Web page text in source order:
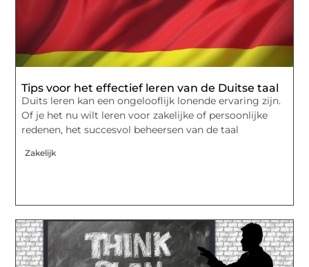
Tips voor het effectief leren van de Duitse taal
Duits leren kan een ongelooflijk lonende ervaring zijn.
Of je het nu wilt leren voor zakelijke of persoonlijke
redenen, het succesvol beheersen van de taal
Zakelijk